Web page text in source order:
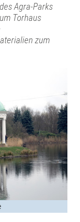
Agra-Parks
Torhaus
zum